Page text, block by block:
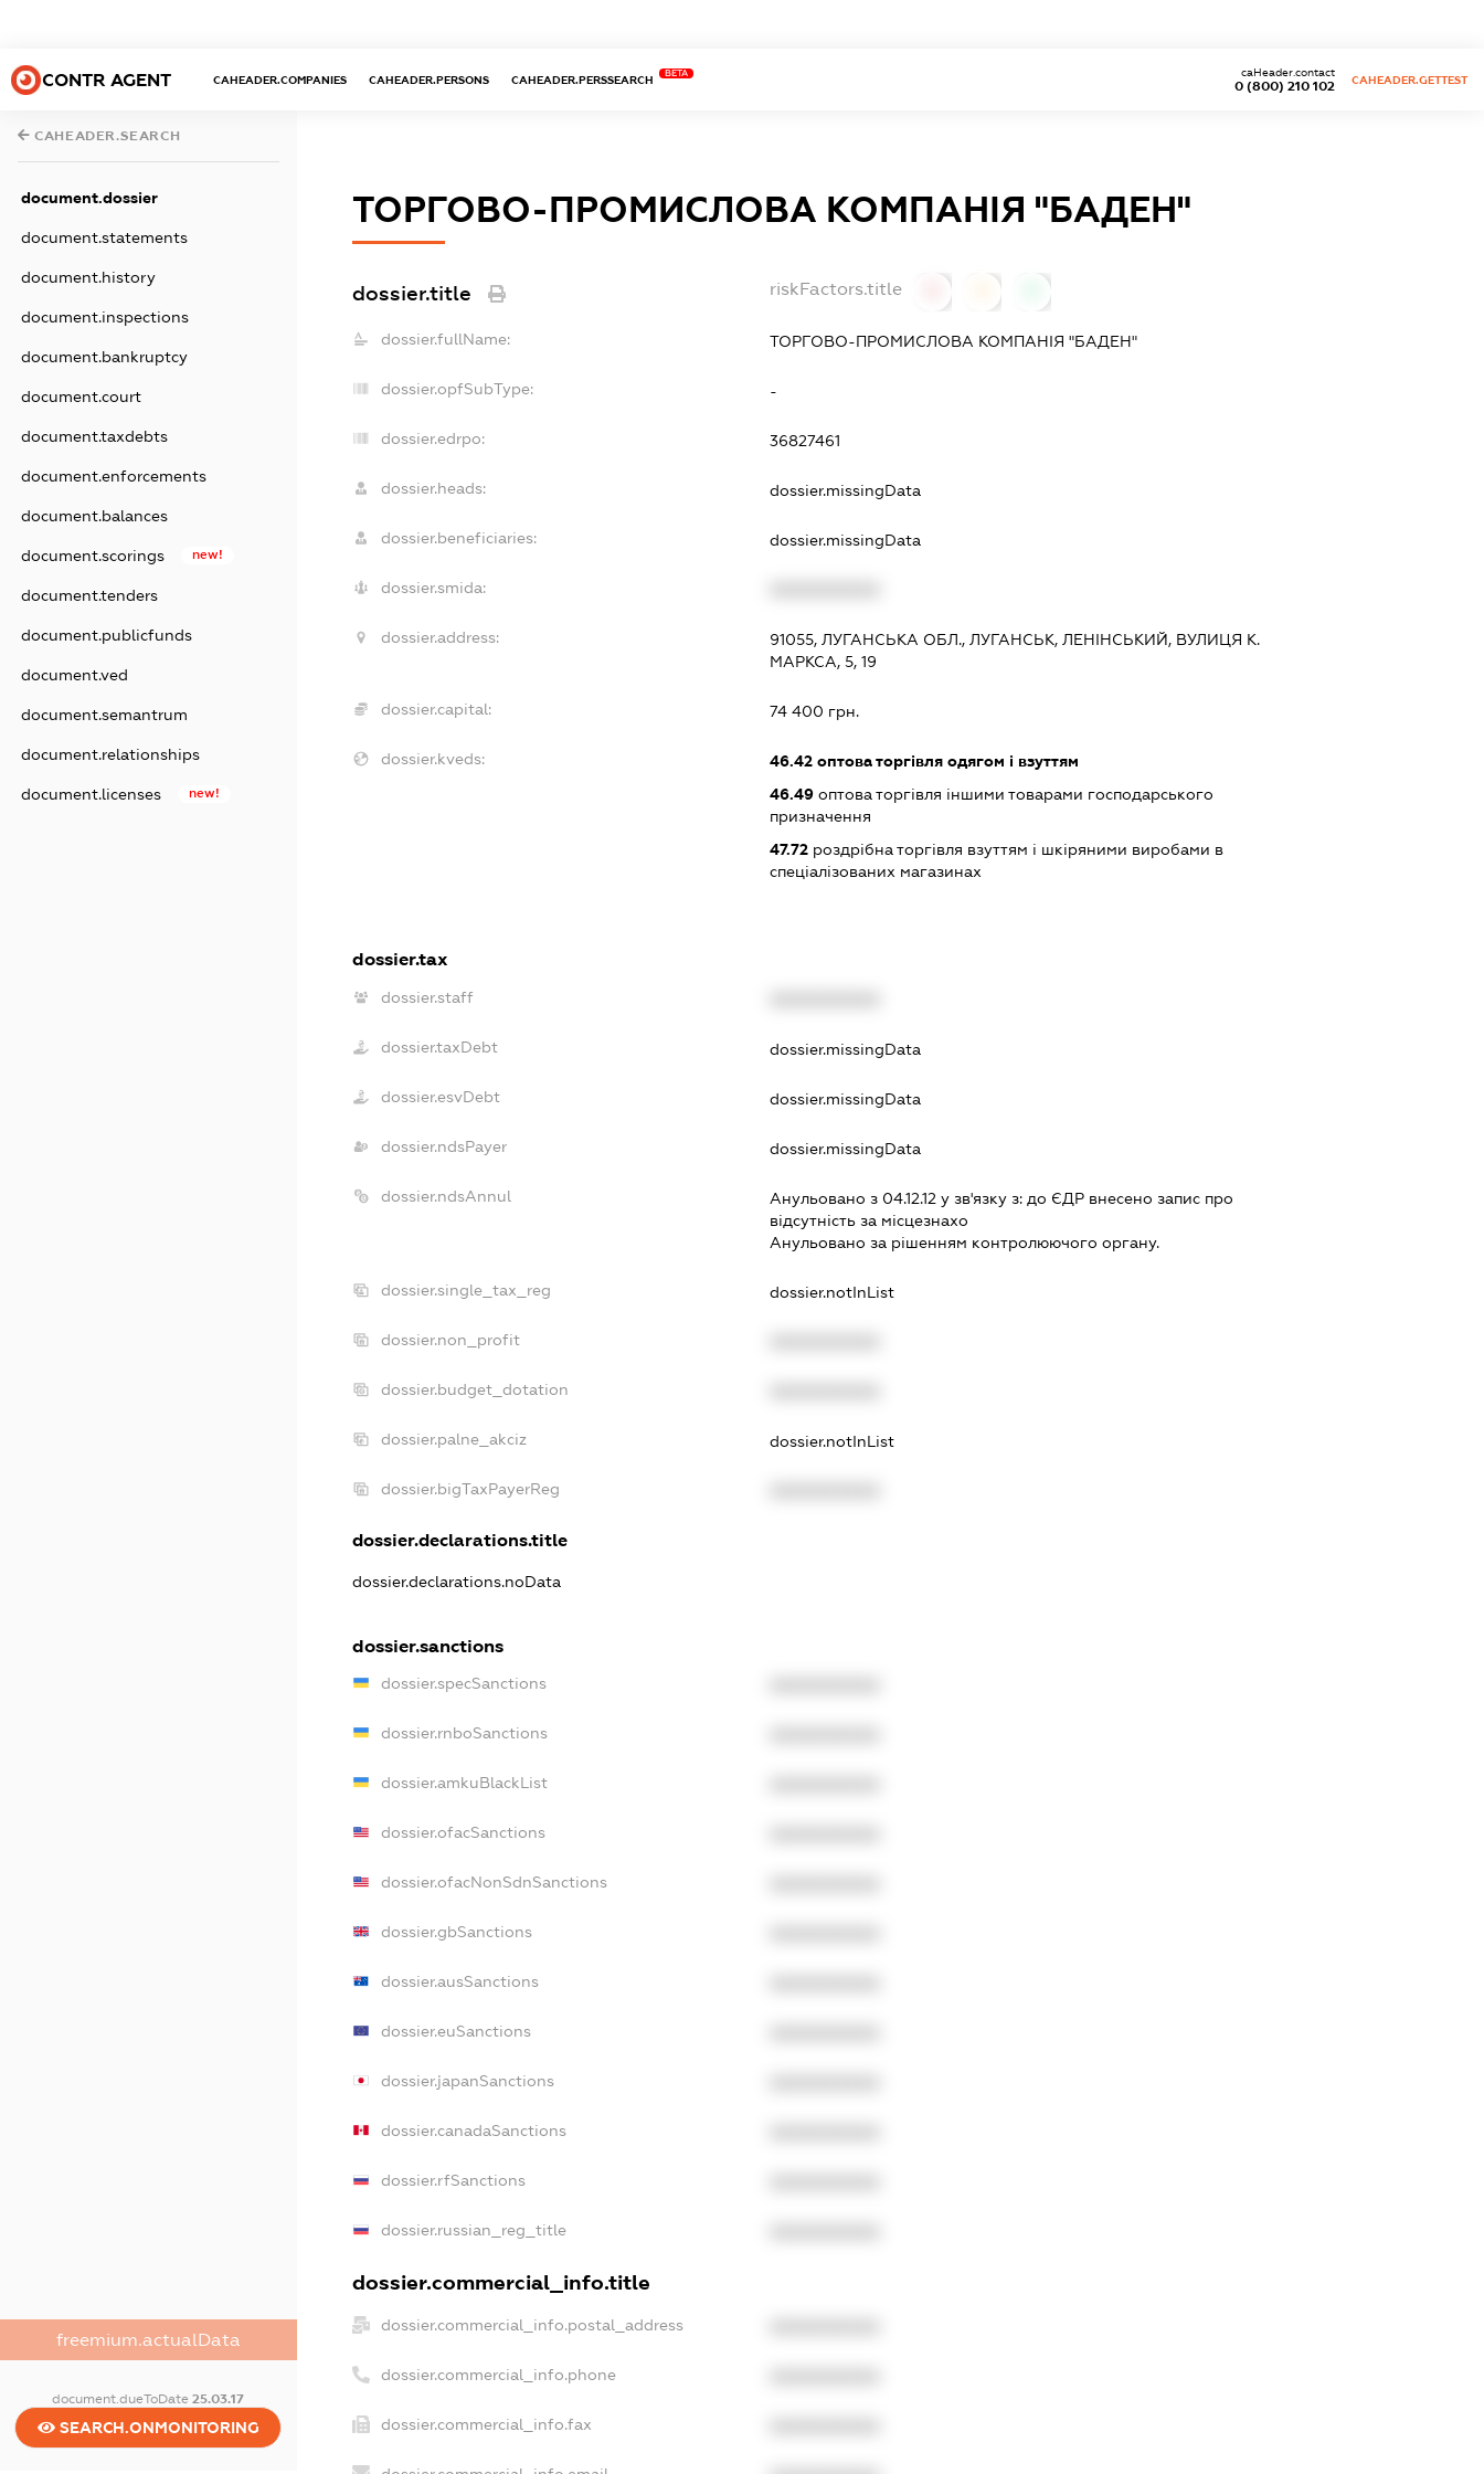
CONTR AGENT CAHEADER.COMPANIES CAHEADER.PERSONS CAHEADER.PERSSEARCH
BETA
0 (800) 210 102
caHeader.contact
CAHEADER.GETTEST
CAHEADER.SEARCH
document.dossier
document.statements
document.history
document.inspections
document.bankruptcy
document.court
document.taxdebts
document.enforcements
document.balances
document.scorings new!
document.tenders
document.publicfunds
document.ved
document.semantrum
document.relationships
document.licenses new!
freemium.actualData
document.dueToDate25.03.17
SEARCH.ONMONITORING
ТОРГОВО-ПРОМИСЛОВА КОМПАНІЯ "БАДЕН"
dossier.title riskFactors.title
dossier.fullName: ТОРГОВО-ПРОМИСЛОВА КОМПАНІЯ "БАДЕН"
dossier.opfSubType: -
dossier.edrpo: 36827461
dossier.heads: dossier.missingData
dossier.beneficiaries: dossier.missingData
dossier.smida:
dossier.address:
91055, ЛУГАНСЬКА ОБЛ., ЛУГАНСЬК, ЛЕНІНСЬКИЙ, ВУЛИЦЯ К.
МАРКСА, 5, 19
dossier.capital: 74 400 грн.
dossier.kveds: 46.42 оптова торгівля одягом і взуттям
46.49 оптова торгівля іншими товарами господарського
призначення
47.72 роздрібна торгівля взуттям і шкіряними виробами в
спеціалізованих магазинах
dossier.tax
dossier.staff
dossier.taxDebt dossier.missingData
dossier.esvDebt dossier.missingData
dossier.ndsPayer dossier.missingData
dossier.ndsAnnul Анульовано з 04.12.12 у зв'язку з: до ЄДР внесено запис про
вiдсутнiсть за мiсцезнахо
Анульовано за рiшенням контролюючого органу.
dossier.single_tax_reg dossier.notInList
dossier.non_profit
dossier.budget_dotation
dossier.palne_akciz dossier.notInList
dossier.bigTaxPayerReg
dossier.declarations.title
dossier.declarations.noData
dossier.sanctions
dossier.specSanctions
dossier.rnboSanctions
dossier.amkuBlackList
dossier.ofacSanctions
dossier.ofacNonSdnSanctions
dossier.gbSanctions
dossier.ausSanctions
dossier.euSanctions
dossier.japanSanctions
dossier.canadaSanctions
dossier.rfSanctions
dossier.russian_reg_title
dossier.commercial_info.title
dossier.commercial_info.postal_address
dossier.commercial_info.phone
dossier.commercial_info.fax